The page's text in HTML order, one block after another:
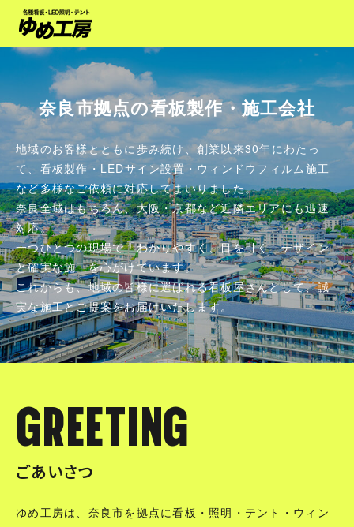
奈良市拠点の看板製作・施工会社
地域のお客様とともに歩み続け、創業以来30年にわたっ
て、看板製作・LEDサイン設置・ウィンドウフィルム施工
など多様なご依頼に対応してまいりました。
奈良全域はもちろん、大阪・京都など近隣エリアにも迅速
対応。
一つひとつの現場で「わかりやすく、目を引く」デザイン
と確実な施工を心がけています。
これからも、地域の皆様に選ばれる看板屋さんとして、誠
実な施工とご提案をお届けいたします。
GREETING
ごあいさつ
ゆめ工房は、奈良市を拠点に看板・照明・テント・ウィン